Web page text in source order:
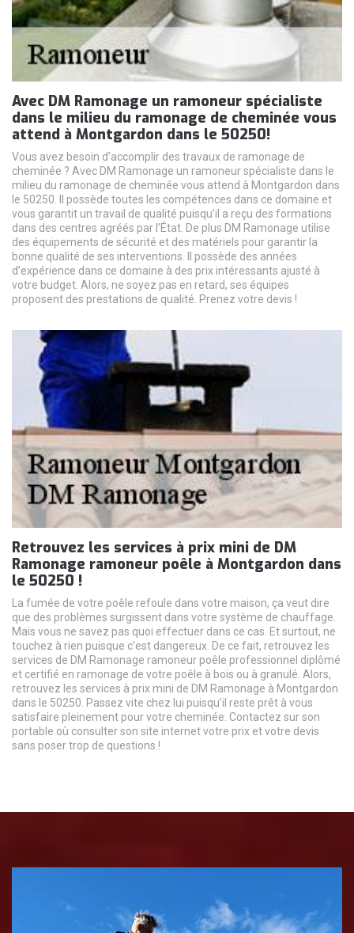
Avec DM Ramonage un ramoneur spécialiste
dans le milieu du ramonage de cheminée vous
attend à Montgardon dans le 50250!
Vous avez besoin d’accomplir des travaux de ramonage de
cheminée ? Avec DM Ramonage un ramoneur spécialiste dans le
milieu du ramonage de cheminée vous attend à Montgardon dans
le 50250. Il possède toutes les compétences dans ce domaine et
vous garantit un travail de qualité puisqu’il a reçu des formations
dans des centres agréés par l’État. De plus DM Ramonage utilise
des équipements de sécurité et des matériels pour garantir la
bonne qualité de ses interventions. Il possède des années
d’expérience dans ce domaine à des prix intéressants ajusté à
votre budget. Alors, ne soyez pas en retard, ses équipes
proposent des prestations de qualité. Prenez votre devis !
Retrouvez les services à prix mini de DM
Ramonage ramoneur poêle à Montgardon dans
le 50250 !
La fumée de votre poêle refoule dans votre maison, ça veut dire
que des problèmes surgissent dans votre système de chauffage.
Mais vous ne savez pas quoi effectuer dans ce cas. Et surtout, ne
touchez à rien puisque c’est dangereux. De ce fait, retrouvez les
services de DM Ramonage ramoneur poêle professionnel diplômé
et certifié en ramonage de votre poêle à bois ou à granulé. Alors,
retrouvez les services à prix mini de DM Ramonage à Montgardon
dans le 50250. Passez vite chez lui puisqu’il reste prêt à vous
satisfaire pleinement pour votre cheminée. Contactez sur son
portable où consulter son site internet votre prix et votre devis
sans poser trop de questions !